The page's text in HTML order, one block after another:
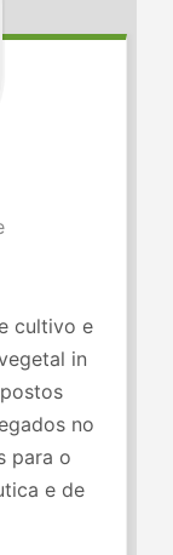
cultivo e
in
no
para o
e de